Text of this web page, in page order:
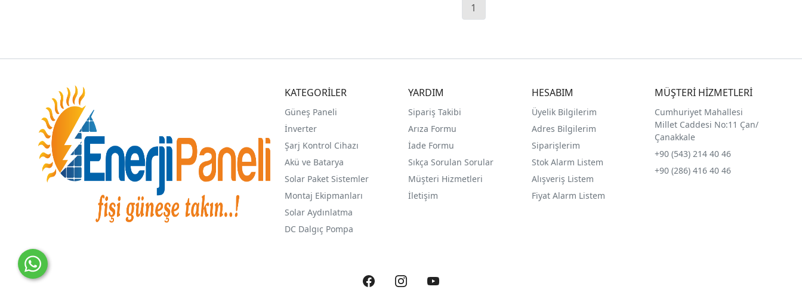
1
KATEGORİLER
Güneş Paneli
İnverter
Şarj Kontrol Cihazı
Akü ve Batarya
Solar Paket Sistemler
Montaj Ekipmanları
Solar Aydınlatma
DC Dalgıç Pompa
YARDIM
Sipariş Takibi
Arıza Formu
İade Formu
Sıkça Sorulan Sorular
Müşteri Hizmetleri
İletişim
HESABIM
Üyelik Bilgilerim
Adres Bilgilerim
Siparişlerim
Stok Alarm Listem
Alışveriş Listem
Fiyat Alarm Listem
MÜŞTERİ HİZMETLERİ
Cumhuriyet Mahallesi
Millet Caddesi No:11 Çan/
Çanakkale
+90 (543) 214 40 46
+90 (286) 416 40 46